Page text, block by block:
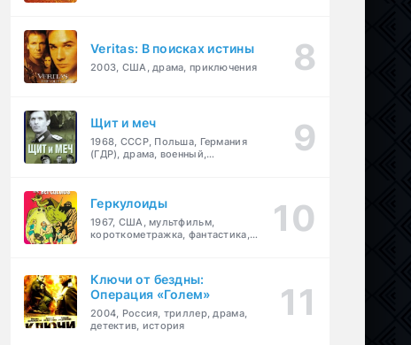
Veritas: В поисках истины
2003, США, драма, приключения
Щит и меч
1968, СССР, Польша, Германия
(ГДР), драма, военный,
Геркулоиды
1967, США, мультфильм,
короткометражка, фантастика,
Ключи от бездны:
Операция «Голем»
2004, Россия, триллер, драма,
детектив, история